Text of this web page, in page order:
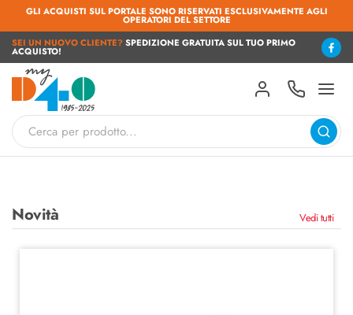
GLI ACQUISTI SUL PORTALE SONO RISERVATI ESCLUSIVAMENTE AGLI
OPERATORI DEL SETTORE
SEI UN NUOVO CLIENTE?SPEDIZIONE GRATUITA SUL TUO PRIMO
ACQUISTO!
Novità Vedi tutti